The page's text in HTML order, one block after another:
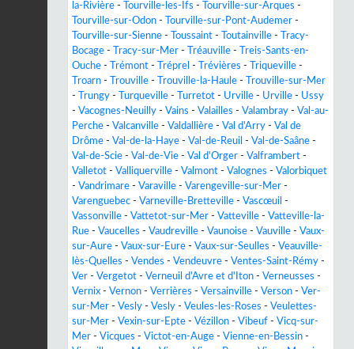
la-Rivière - Tourville-les-Ifs - Tourville-sur-Arques -
Tourville-sur-Odon - Tourville-sur-Pont-Audemer -
Tourville-sur-Sienne - Toussaint - Toutainville -
Tracy-
Bocage - Tracy-sur-Mer - Tréauville -
Treis-Sants-en-
Ouche - Trémont - Tréprel - Trévières - Triqueville -
Troarn - Trouville - Trouville-la-Haule -
Trouville-sur-Mer
-
Trungy - Turqueville - Turretot - Urville - Urville - Ussy
- Vacognes-Neuilly - Vains - Valailles - Valambray - Val-au-
Perche - Valcanville - Valdallière - Val d'Arry - Val de
Drôme - Val-de-la-Haye - Val-de-Reuil - Val-de-Saâne -
Val-de-Scie - Val-de-Vie - Val d'Orger - Valframbert -
Valletot - Valliquerville - Valmont - Valognes - Valorbiquet
- Vandrimare - Varaville - Varengeville-sur-Mer -
Varenguebec - Varneville-Bretteville - Vascœuil -
Vassonville - Vattetot-sur-Mer - Vatteville - Vatteville-la-
Rue - Vaucelles - Vaudreville - Vaunoise - Vauville - Vaux-
sur-Aure - Vaux-sur-Eure - Vaux-sur-Seulles - Veauville-
lès-Quelles - Vendes - Vendeuvre - Ventes-Saint-Rémy -
Ver - Vergetot - Verneuil d'Avre et d'Iton - Verneusses -
Vernix - Vernon - Verrières - Versainville - Verson - Ver-
sur-Mer - Vesly - Vesly - Veules-les-Roses - Veulettes-
sur-Mer - Vexin-sur-Epte - Vézillon - Vibeuf - Vicq-sur-
Mer - Vicques - Victot-en-Auge - Vienne-en-Bessin -